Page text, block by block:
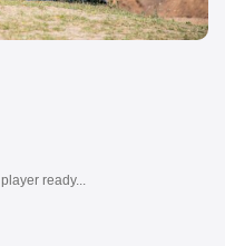
player ready...